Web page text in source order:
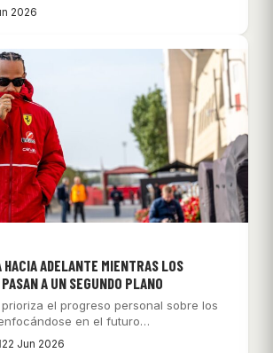
2026
HACIA ADELANTE MIENTRAS LOS
A UN SEGUNDO PLANO
el progreso personal sobre los
en el futuro…
22 Jun 2026